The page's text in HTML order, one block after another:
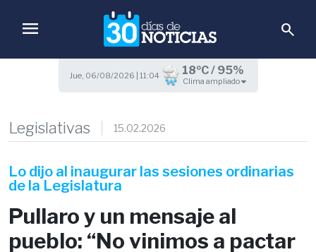
menu search
Jue, 06/08/2026 | 11:04 18ºC / 95%
Clima ampliado
Legislativas 15.02.2026
Lo dijo al inaugurar las sesiones ordinarias
de la Legislatura
Pullaro y un mensaje al
pueblo: “No vinimos a pactar